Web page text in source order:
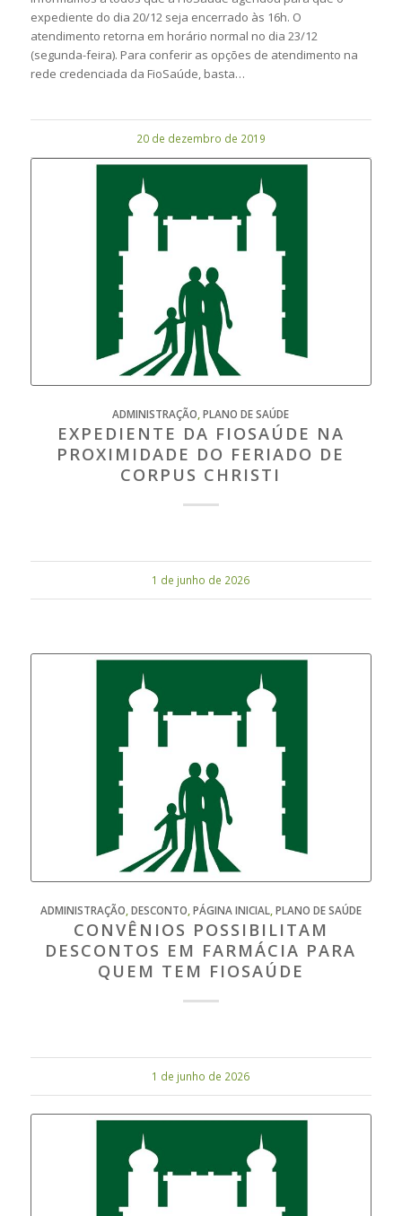
expediente do dia 20/12 seja encerrado às 16h. O
atendimento retorna em horário normal no dia 23/12
(segunda-feira). Para conferir as opções de atendimento na
rede credenciada da FioSaúde, basta…
20 de dezembro de 2019
ADMINISTRAÇÃO,PLANO DE SAÚDE
EXPEDIENTE DA FIOSAÚDE NA
PROXIMIDADE DO FERIADO DE
CORPUS CHRISTI
1 de junho de 2026
ADMINISTRAÇÃO DESCONTO PÁGINA INICIAL, PLANO DE SAÚDE
CONVÊNIOS POSSIBILITAM
DESCONTOS EM FARMÁCIA PARA
QUEM TEM FIOSAÚDE
1 de junho de 2026